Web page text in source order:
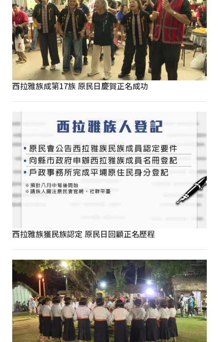
西拉雅族成第17族 原民日慶賀正名成功
西拉雅族獲民族認定 原民日回顧正名歷程